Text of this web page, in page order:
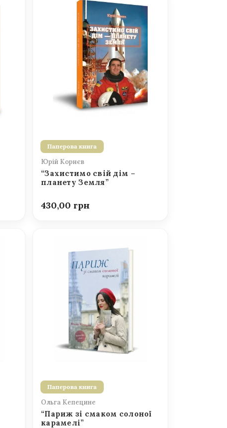
Паперова книга
Юрій Корнєв
“Захистимо свій дім –
планету Земля”
430,00
Паперова книга
Ольга Кепецине
“Париж зі смаком солоної
карамелі”